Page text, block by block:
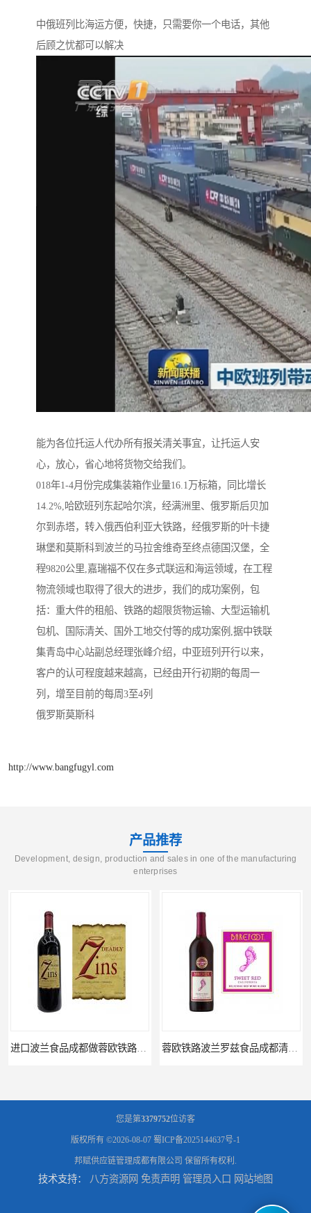
中俄班列比海运方便，快捷，只需要你一个电话，其他
后顾之忧都可以解决
能为各位托运人代办所有报关清关事宜，让托运人安
心，放心，省心地将货物交给我们。
018年1-4月份完成集装箱作业量16.1万标箱，同比增长
14.2%,哈欧班列东起哈尔滨，经满洲里、俄罗斯后贝加
尔到赤塔，转入俄西伯利亚大铁路，经俄罗斯的叶卡捷
琳堡和莫斯科到波兰的马拉舍维奇至终点德国汉堡，全
程9820公里,嘉瑞福不仅在多式联运和海运领域，在工程
物流领域也取得了很大的进步，我们的成功案例，包
括：重大件的租船、铁路的超限货物运输、大型运输机
包机、国际清关、国外工地交付等的成功案例,据中铁联
集青岛中心站副总经理张峰介绍，中亚班列开行以来，
客户的认可程度越来越高，已经由开行初期的每周一
列，增至目前的每周3至4列
俄罗斯莫斯科
http://www.bangfugyl.com
产品推荐
Development, design, production and sales in one of the manufacturing
enterprises
您是第3379752位访客
版权所有 ©2026-08-07 蜀ICP备2025144637号-1
邦赋供应链管理成都有限公司 保留所有权利.
技术支持： 八方资源网 免责声明 管理员入口 网站地图